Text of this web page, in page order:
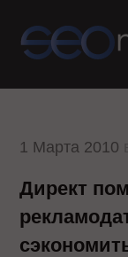
1 Марта 2010
Директ